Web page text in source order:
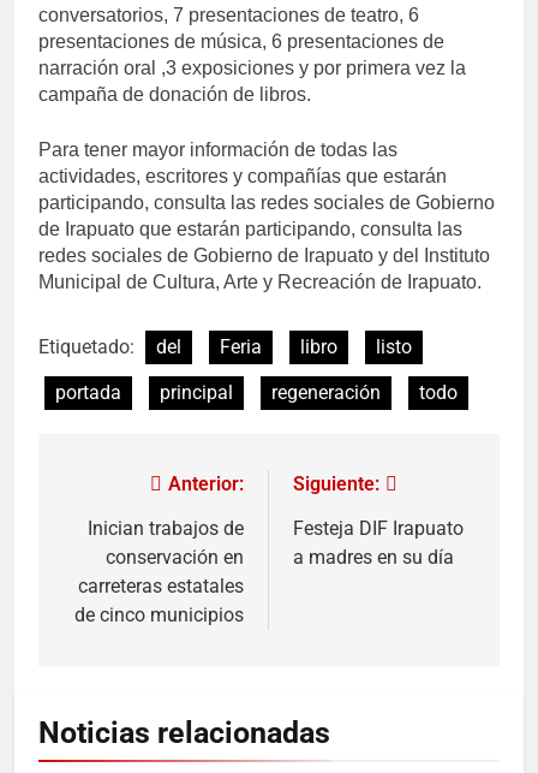
conversatorios, 7 presentaciones de teatro, 6
presentaciones de música, 6 presentaciones de
narración oral ,3 exposiciones y por primera vez la
campaña de donación de libros.
Para tener mayor información de todas las
actividades, escritores y compañías que estarán
participando, consulta las redes sociales de Gobierno
de Irapuato que estarán participando, consulta las
redes sociales de Gobierno de Irapuato y del Instituto
Municipal de Cultura, Arte y Recreación de Irapuato.
Etiquetado: del Feria libro
listo
portada
principal regeneración todo
Anterior:
Inician trabajos de
conservación en
carreteras estatales
de cinco municipios
Siguiente:
Festeja DIF Irapuato
a madres en su día
Noticias relacionadas